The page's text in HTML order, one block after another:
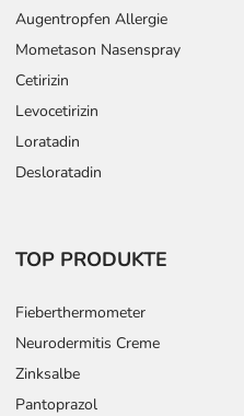
Augentropfen Allergie
Mometason Nasenspray
Cetirizin
Levocetirizin
Loratadin
Desloratadin
TOP PRODUKTE
Fieberthermometer
Neurodermitis Creme
Zinksalbe
Pantoprazol